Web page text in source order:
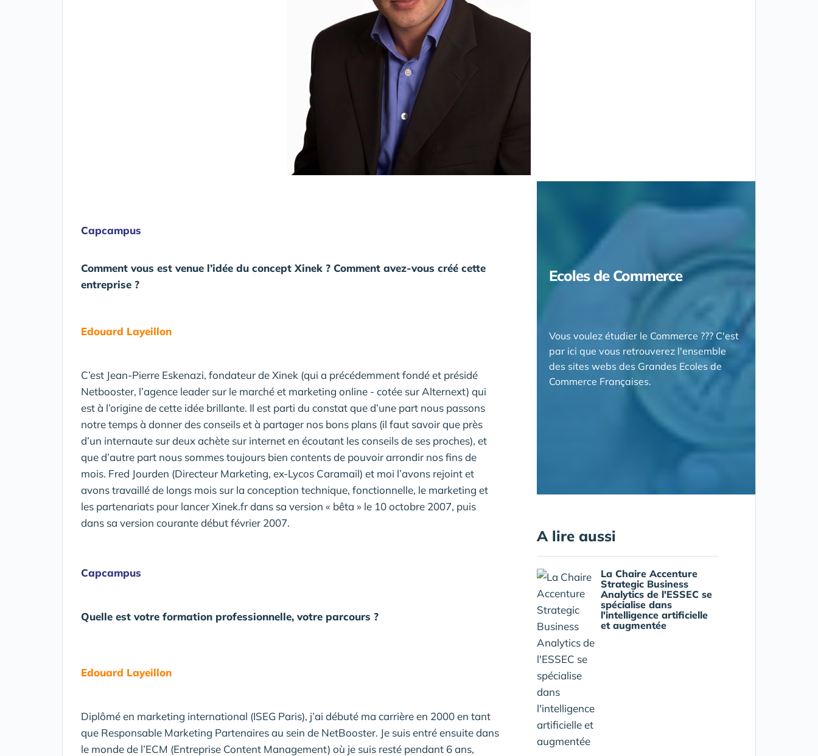
Capcampus
Comment vous est venue l’idée du concept Xinek ? Comment avez-vous créé cette
entreprise ?
Edouard Layeillon
C’est Jean-Pierre Eskenazi, fondateur de Xinek (qui a précédemment fondé et présidé
Netbooster, l’agence leader sur le marché et marketing online - cotée sur Alternext) qui
est à l’origine de cette idée brillante. Il est parti du constat que d’une part nous passons
notre temps à donner des conseils et à partager nos bons plans (il faut savoir que près
d’un internaute sur deux achète sur internet en écoutant les conseils de ses proches), et
que d’autre part nous sommes toujours bien contents de pouvoir arrondir nos fins de
mois. Fred Jourden (Directeur Marketing, ex-Lycos Caramail) et moi l’avons rejoint et
avons travaillé de longs mois sur la conception technique, fonctionnelle, le marketing et
les partenariats pour lancer Xinek.fr dans sa version « bêta » le 10 octobre 2007, puis
dans sa version courante début février 2007.
Capcampus
Quelle est votre formation professionnelle, votre parcours ?
Edouard Layeillon
Diplômé en marketing international (ISEG Paris), j’ai débuté ma carrière en 2000 en tant
que Responsable Marketing Partenaires au sein de NetBooster. Je suis entré ensuite dans
le monde de l’ECM (Entreprise Content Management) où je suis resté pendant 6 ans,
Ecoles de Commerce
Vous voulez étudier le Commerce ??? C'est
par ici que vous retrouverez l'ensemble
des sites webs des Grandes Ecoles de
Commerce Françaises.
A lire aussi
La Chaire Accenture
Strategic Business
Analytics de l'ESSEC se
spécialise dans
l'intelligence artificielle
et augmentée